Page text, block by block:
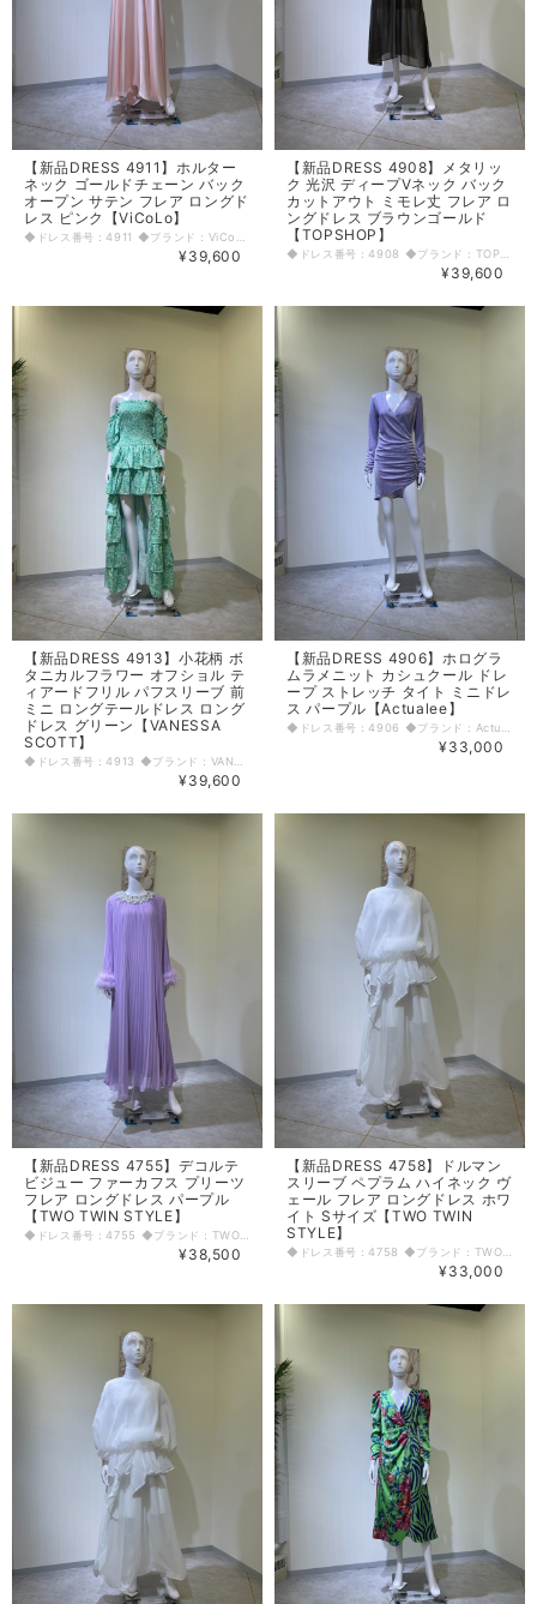
【新品DRESS 4911】ホルター
ネック ゴールドチェーン バック
オープン サテン フレア ロングド
レス ピンク【ViCoLo】
¥39,600
【新品DRESS 4908】メタリッ
ク 光沢 ディープVネック バック
カットアウト ミモレ丈 フレア ロ
ングドレス ブラウンゴールド
【TOPSHOP】
¥39,600
【新品DRESS 4913】小花柄 ボ
タニカルフラワー オフショル テ
ィアードフリル パフスリーブ 前
ミニ ロングテールドレス ロング
ドレス グリーン【VANESSA
SCOTT】
¥39,600
【新品DRESS 4906】ホログラ
ムラメニット カシュクール ドレ
ープ ストレッチ タイト ミニドレ
ス パープル【Actualee】
¥33,000
【新品DRESS 4755】デコルテ
ビジュー ファーカフス プリーツ
フレア ロングドレス パープル
【TWO TWIN STYLE】
¥38,500
【新品DRESS 4758】ドルマン
スリーブ ペプラム ハイネック ヴ
ェール フレア ロングドレス ホワ
イト Sサイズ【TWO TWIN
STYLE】
¥33,000